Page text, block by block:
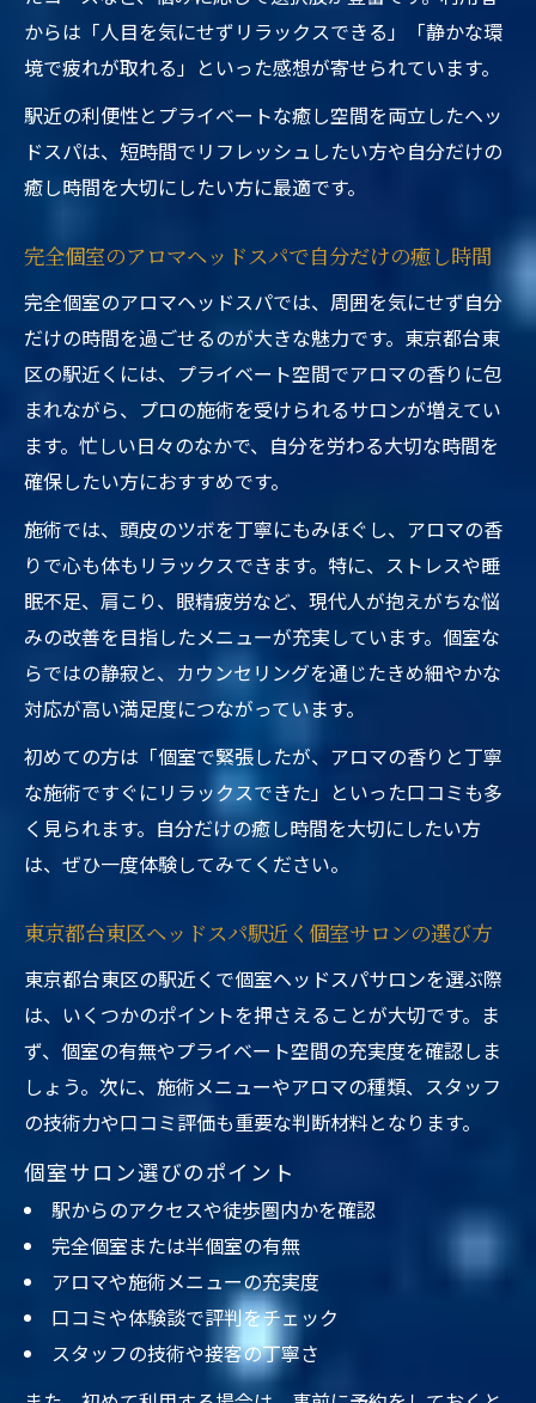
からは「人目を気にせずリラックスできる」「静かな環
境で疲れが取れる」といった感想が寄せられています。
駅近の利便性とプライベートな癒し空間を両立したヘッ
ドスパは、短時間でリフレッシュしたい方や自分だけの
癒し時間を大切にしたい方に最適です。
完全個室のアロマヘッドスパで自分だけの癒し時間
完全個室のアロマヘッドスパでは、周囲を気にせず自分
だけの時間を過ごせるのが大きな魅力です。東京都台東
区の駅近くには、プライベート空間でアロマの香りに包
まれながら、プロの施術を受けられるサロンが増えてい
ます。忙しい日々のなかで、自分を労わる大切な時間を
確保したい方におすすめです。
施術では、頭皮のツボを丁寧にもみほぐし、アロマの香
りで心も体もリラックスできます。特に、ストレスや睡
眠不足、肩こり、眼精疲労など、現代人が抱えがちな悩
みの改善を目指したメニューが充実しています。個室な
らではの静寂と、カウンセリングを通じたきめ細やかな
対応が高い満足度につながっています。
初めての方は「個室で緊張したが、アロマの香りと丁寧
な施術ですぐにリラックスできた」といった口コミも多
く見られます。自分だけの癒し時間を大切にしたい方
は、ぜひ一度体験してみてください。
東京都台東区ヘッドスパ駅近く個室サロンの選び方
東京都台東区の駅近くで個室ヘッドスパサロンを選ぶ際
は、いくつかのポイントを押さえることが大切です。ま
ず、個室の有無やプライベート空間の充実度を確認しま
しょう。次に、施術メニューやアロマの種類、スタッフ
の技術力や口コミ評価も重要な判断材料となります。
個室サロン選びのポイント
駅からのアクセスや徒歩圏内かを確認
完全個室または半個室の有無
アロマや施術メニューの充実度
口コミや体験談で評判をチェック
スタッフの技術や接客の丁寧さ